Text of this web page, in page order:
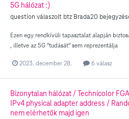
5G hálózat :)
question válaszolt btz Brada20
Ezen egy rendkívüli tapasztalat alapján
, illetve az 5G "tudását" sem reprezentálja
2023. december 28. 6 válasz
Bizonytalan hálózat / Technicolor
IPv4 physical adapter address /
nem elérhetők majd igen